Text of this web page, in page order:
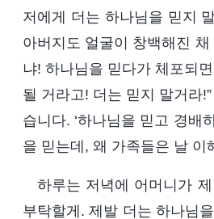
저에게 더는 하나님을 믿지
아버지도 얼굴이 창백해진
냐! 하나님을 믿다가 체포되
될 거라고! 더는 믿지 말거라
습니다. ‘하나님을 믿고 경배
을 믿는데, 왜 가족들은 날 이
하루는 저녁에 어머니가
부탁할게. 제발 더는 하나님